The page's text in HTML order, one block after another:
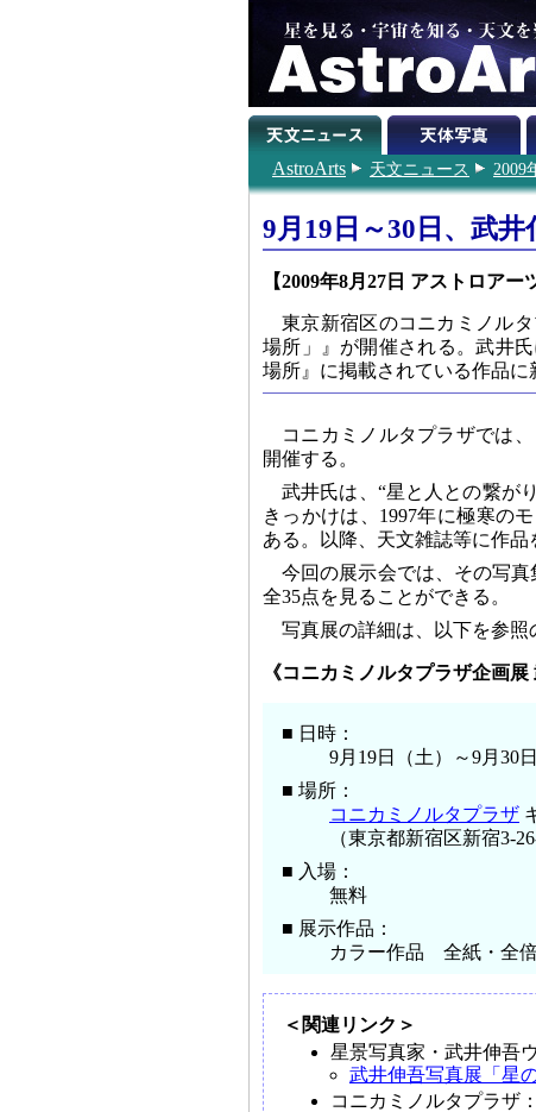
AstroArts 天文ニュース 2009
9月19日～30日、武井
【2009年8月27日 アストロアー
東京新宿区のコニカミノル
場所」』が開催される。武井
場所』に掲載されている作品に
コニカミノルタプラザでは
開催する。
武井氏は、“星と人との繋が
きっかけは、1997年に極寒の
ある。以降、天文雑誌等に作品
今回の展示会では、その写
全35点を見ることができる。
写真展の詳細は、以下を参照
《コニカミノルタプラザ企画
■ 日時：
9月19日（土）～9月30
■ 場所：
コニカミノルタプラザ
（東京都新宿区新宿3-
■ 入場：
無料
■ 展示作品：
カラー作品 全紙・全
＜関連リンク＞
星景写真家・武井伸吾
武井伸吾写真展「星
コニカミノルタプラザ：